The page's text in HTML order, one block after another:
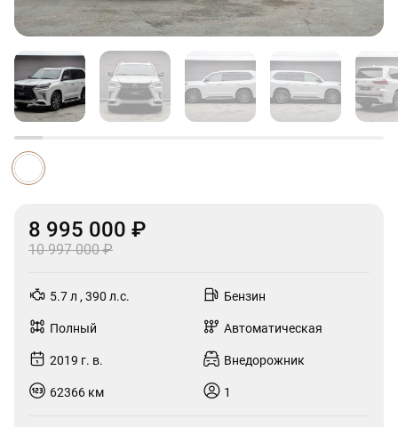
8 995 000 ₽
10 997 000 ₽
5.7 л , 390 л.с. Бензин
Полный Автоматическая
2019 г. в. Внедорожник
62366 км 1